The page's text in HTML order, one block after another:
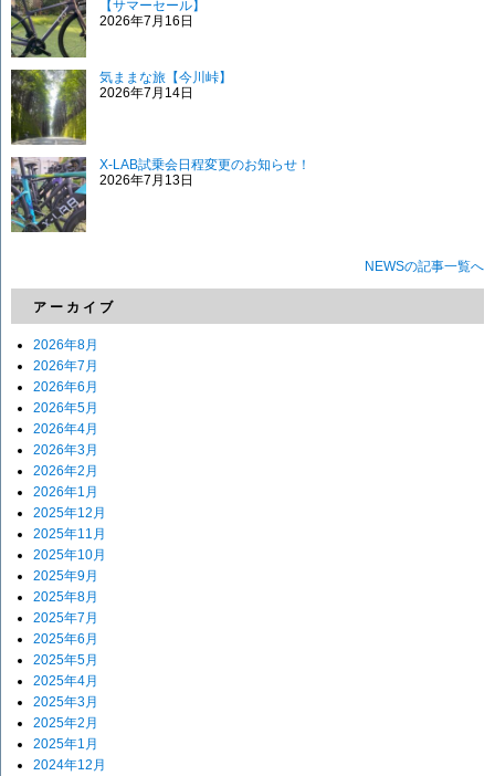
【サマーセール】
2026年7月16日
気ままな旅【今川峠】
2026年7月14日
X-LAB試乗会日程変更のお知らせ！
2026年7月13日
NEWSの記事一覧へ
アーカイブ
2026年8月
2026年7月
2026年6月
2026年5月
2026年4月
2026年3月
2026年2月
2026年1月
2025年12月
2025年11月
2025年10月
2025年9月
2025年8月
2025年7月
2025年6月
2025年5月
2025年4月
2025年3月
2025年2月
2025年1月
2024年12月